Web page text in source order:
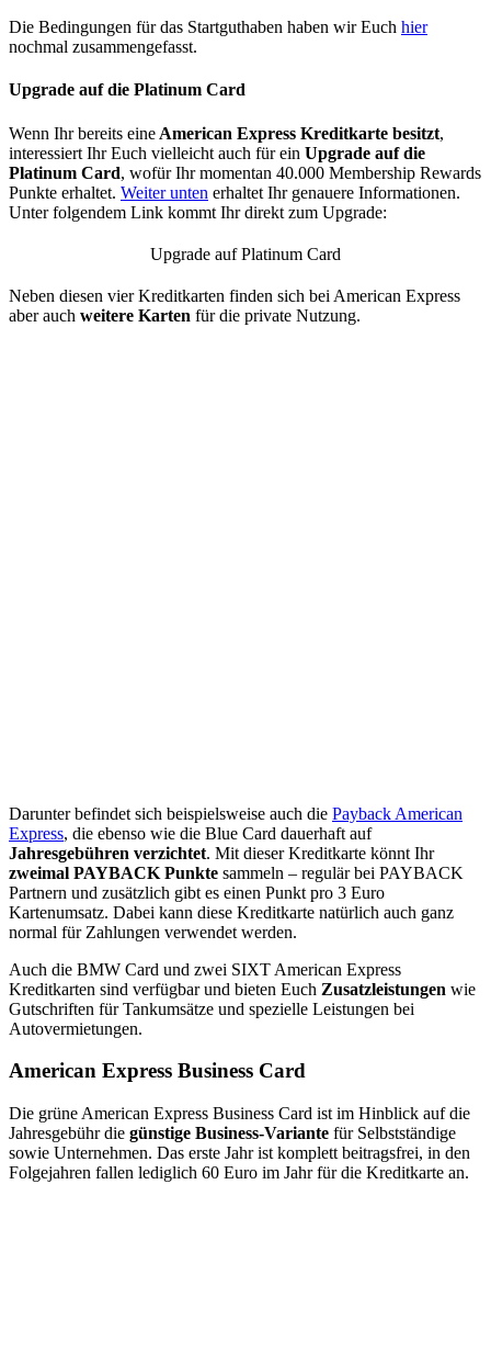
Die Bedingungen für das Startguthaben haben wir Euch hier
nochmal zusammengefasst.
Upgrade auf die Platinum Card
Wenn Ihr bereits eine American Express Kreditkarte besitzt,
interessiert Ihr Euch vielleicht auch für ein Upgrade auf die
Platinum Card, wofür Ihr momentan 40.000 Membership Rewards
Punkte erhaltet. Weiter unten erhaltet Ihr genauere Informationen.
Unter folgendem Link kommt Ihr direkt zum Upgrade:
Upgrade auf Platinum Card
Neben diesen vier Kreditkarten finden sich bei American Express
aber auch weitere Karten für die private Nutzung.
Darunter befindet sich beispielsweise auch die Payback American
Express, die ebenso wie die Blue Card dauerhaft auf
Jahresgebühren verzichtet. Mit dieser Kreditkarte könnt Ihr
zweimal PAYBACK Punkte sammeln – regulär bei PAYBACK
Partnern und zusätzlich gibt es einen Punkt pro 3 Euro
Kartenumsatz. Dabei kann diese Kreditkarte natürlich auch ganz
normal für Zahlungen verwendet werden.
Auch die BMW Card und zwei SIXT American Express
Kreditkarten sind verfügbar und bieten Euch Zusatzleistungen wie
Gutschriften für Tankumsätze und spezielle Leistungen bei
Autovermietungen.
American Express Business Card
Die grüne American Express Business Card ist im Hinblick auf die
Jahresgebühr die günstige Business-Variante für Selbstständige
sowie Unternehmen. Das erste Jahr ist komplett beitragsfrei, in den
Folgejahren fallen lediglich 60 Euro im Jahr für die Kreditkarte an.